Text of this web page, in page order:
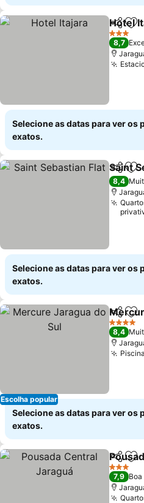
Hotel
3 Estrelas
8,7
Selecione as datas para ver os
exatos.
Saint
8,4
Selecione as datas para ver os
exatos.
Escolha popular
Partilhar
4 Estrelas
8,4
Selecione as datas para ver os
exatos.
3 Estrelas
7,9 Boa